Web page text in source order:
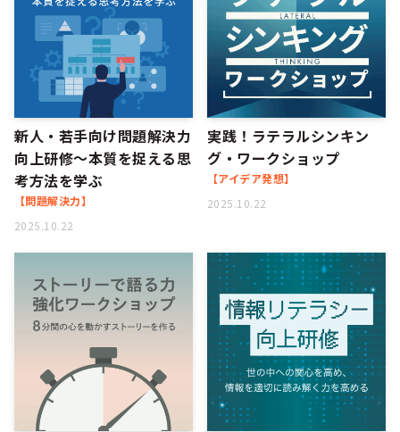
新人・若手向け問題解決力
向上研修～本質を捉える思
考方法を学ぶ
【問題解決力】
2025.10.22
実践！ラテラルシンキン
グ・ワークショップ
【アイデア発想】
2025.10.22